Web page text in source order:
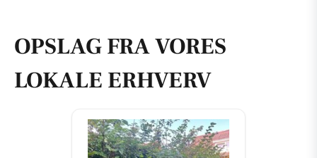
OPSLAG FRA VORES
LOKALE ERHVERV